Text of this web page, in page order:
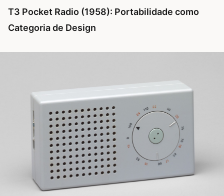
T3 Pocket Radio (1958): Portabilidade como
Categoria de Design